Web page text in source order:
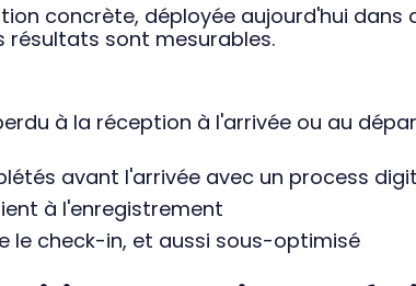
concrète, déployée aujourd'hui dans
résultats sont mesurables.
à la réception à l'arrivée ou au
avant l'arrivée avec un process
à l'enregistrement
le check-in, et aussi sous-optimisé